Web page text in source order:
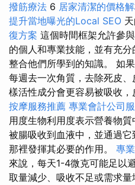
撥筋療法 6 居家清潔的價格
提升當地曝光的Local SEO
復方案 這個時間框架允許參
的個人和專業技能，並有充
整合他們所學到的知識。 如
每週去一次角質，去除死皮
樣活性成分會更容易被吸收，
按摩服務推薦 專業會計公司
用度生物利用度表示營養物
被腸吸收到血液中，並通過
那裡發揮其必要的作用。 專
來說，每天1-4微克可能足以
取量減少、吸收不足或需求